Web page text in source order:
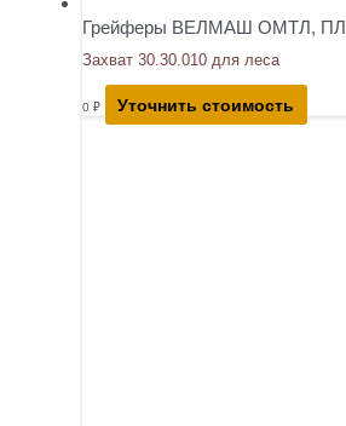
Грейферы ВЕЛМАШ ОМТЛ, ПЛ
Захват 30.30.010 для леса
0 ₽ Уточнить стоимость